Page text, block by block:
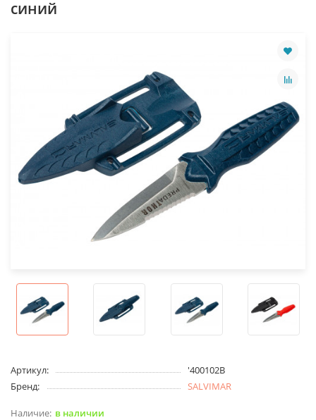
синий
Артикул:
'400102B
Бренд:
SALVIMAR
в наличии